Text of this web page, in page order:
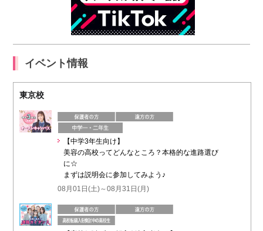
イベント情報
東京校
【中学3年生向け】
美容の高校ってどんなところ？本格的な進路選び
に☆
まずは説明会に参加してみよう♪
08月01日(土)～08月31日(月)